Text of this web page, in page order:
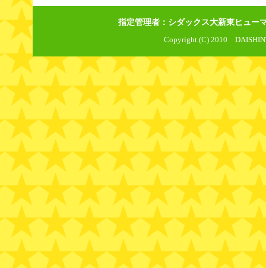
指定管理者：シダックス大新東ヒュ
Copyright (C) 2010